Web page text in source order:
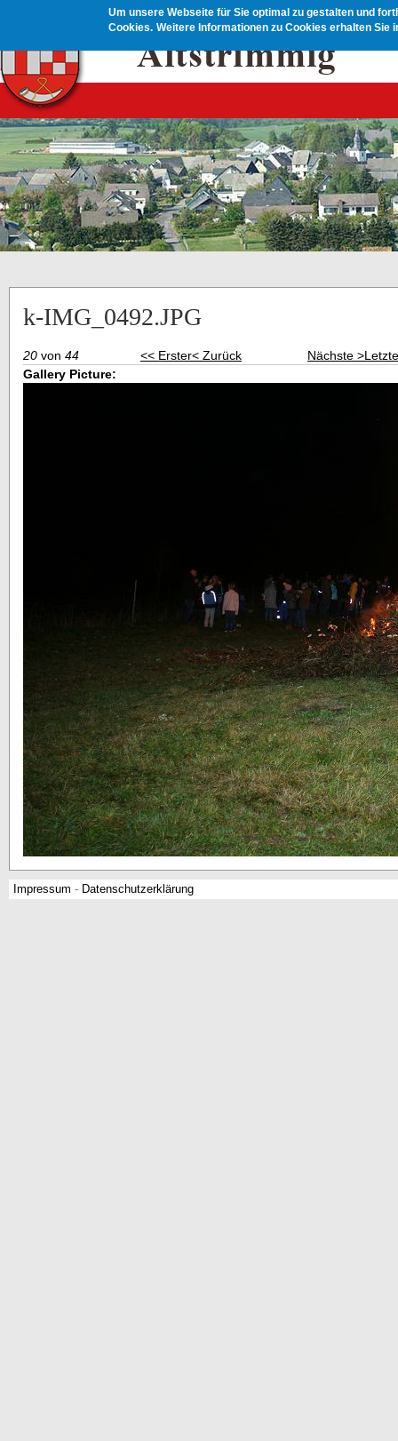
Um unsere Webseite für Sie optimal zu gestalten und
Cookies. Weitere Informationen zu Cookies erhalten Sie
k-IMG_0492.JPG
20 von 44 << Erster< Zurück Nächste >
Gallery Picture:
Impressum - Datenschutzerklärung